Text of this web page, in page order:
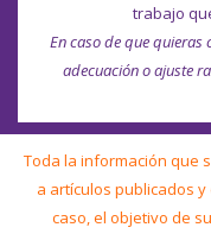
trabajo
En caso de que quieras
adecuación o ajuste
Toda la información que
a artículos publicados
caso, el objetivo de